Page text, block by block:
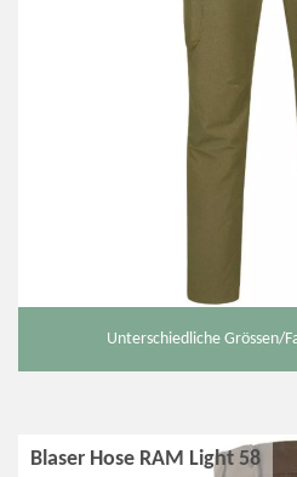
Unterschiedliche Grössen/
Blaser Hose RAM Light 58